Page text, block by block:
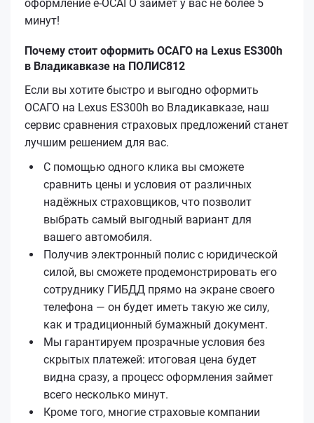
оформление е‑ОСАГО займет у вас не более 5
минут!
Почему стоит оформить ОСАГО на Lexus ES300h
в Владикавказе на ПОЛИС812
Если вы хотите быстро и выгодно оформить
ОСАГО на Lexus ES300h во Владикавказе, наш
сервис сравнения страховых предложений станет
лучшим решением для вас.
С помощью одного клика вы сможете
сравнить цены и условия от различных
надёжных страховщиков, что позволит
выбрать самый выгодный вариант для
вашего автомобиля.
Получив электронный полис с юридической
силой, вы сможете продемонстрировать его
сотруднику ГИБДД прямо на экране своего
телефона — он будет иметь такую же силу,
как и традиционный бумажный документ.
Мы гарантируем прозрачные условия без
скрытых платежей: итоговая цена будет
видна сразу, а процесс оформления займет
всего несколько минут.
Кроме того, многие страховые компании